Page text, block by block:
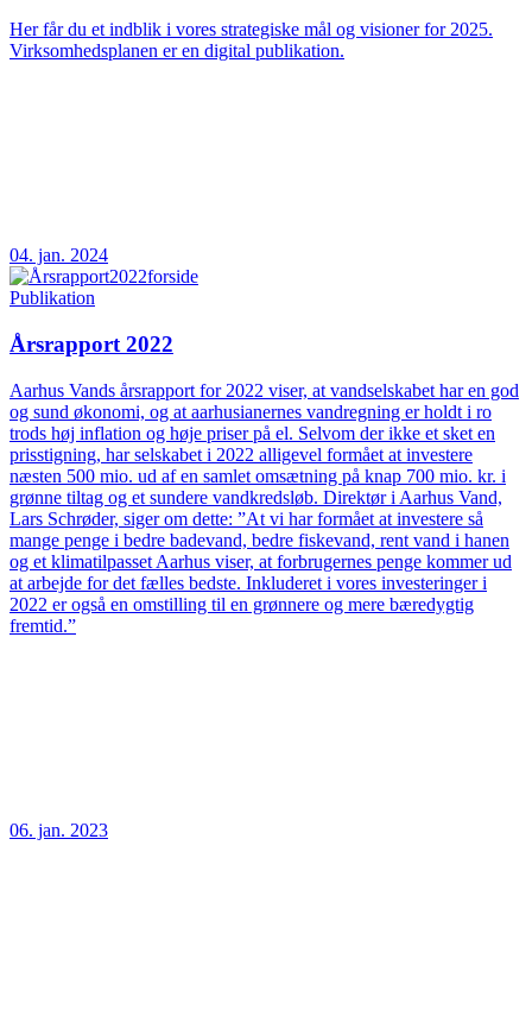
Her får du et indblik i vores strategiske mål og visioner for 2025.
Virksomhedsplanen er en digital publikation.
04. jan. 2024
Publikation
Årsrapport 2022
Aarhus Vands årsrapport for 2022 viser, at vandselskabet har en god
og sund økonomi, og at aarhusianernes vandregning er holdt i ro
trods høj inflation og høje priser på el. Selvom der ikke et sket en
prisstigning, har selskabet i 2022 alligevel formået at investere
næsten 500 mio. ud af en samlet omsætning på knap 700 mio. kr. i
grønne tiltag og et sundere vandkredsløb. Direktør i Aarhus Vand,
Lars Schrøder, siger om dette: ”At vi har formået at investere så
mange penge i bedre badevand, bedre fiskevand, rent vand i hanen
og et klimatilpasset Aarhus viser, at forbrugernes penge kommer ud
at arbejde for det fælles bedste. Inkluderet i vores investeringer i
2022 er også en omstilling til en grønnere og mere bæredygtig
fremtid.”
06. jan. 2023